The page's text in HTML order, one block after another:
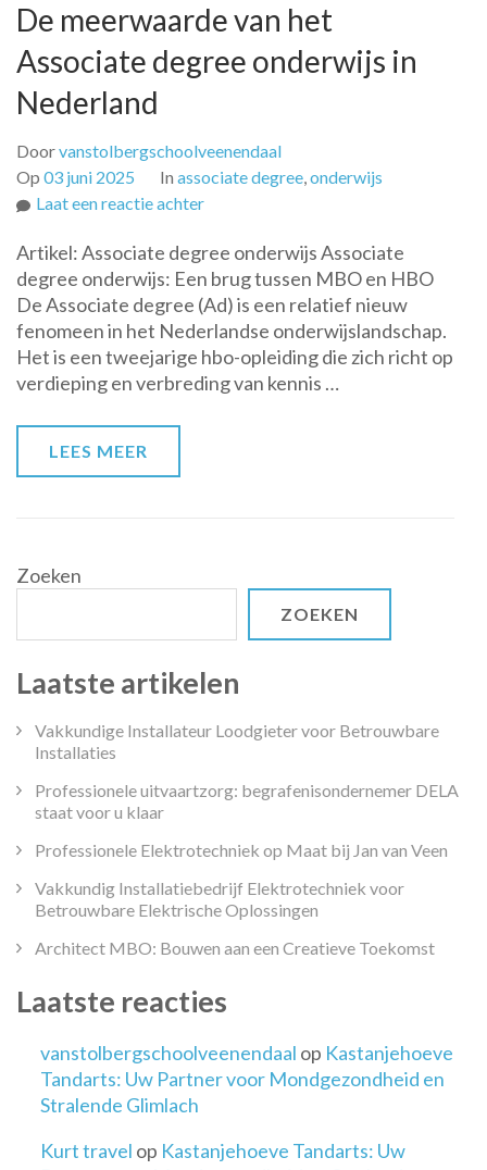
De meerwaarde van het
Associate degree onderwijs in
Nederland
Doorvanstolbergschoolveenendaal
Op 03 juni 2025 In associate degree,onderwijs
Laat een reactie achterop
meerwaarde
van
het
Associate
degree
onderwijs
Artikel: Associate degree onderwijs Associate
degree onderwijs: Een brug tussen MBO en HBO
De Associate degree (Ad) is een relatief nieuw
fenomeen in het Nederlandse onderwijslandschap.
Het is een tweejarige hbo-opleiding die zich richt op
verdieping en verbreding van kennis …
LEES MEER
Zoeken
ZOEKEN
Laatste artikelen
Vakkundige Installateur Loodgieter voor Betrouwbare
Installaties
Professionele uitvaartzorg: begrafenisondernemer DELA
staat voor u klaar
Professionele Elektrotechniek op Maat bij Jan van Veen
Vakkundig Installatiebedrijf Elektrotechniek voor
Betrouwbare Elektrische Oplossingen
Architect MBO: Bouwen aan een Creatieve Toekomst
Laatste reacties
vanstolbergschoolveenendaal op Kastanjehoeve
Tandarts: Uw Partner voor Mondgezondheid en
Stralende Glimlach
Kurt travel op Kastanjehoeve Tandarts: Uw